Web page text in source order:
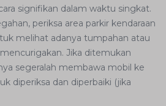
signifikan dalam waktu singkat.
periksa area parkir kendaraan
melihat adanya tumpahan atau
Jika ditemukan
segeralah membawa mobil ke
diperiksa dan diperbaiki (jika